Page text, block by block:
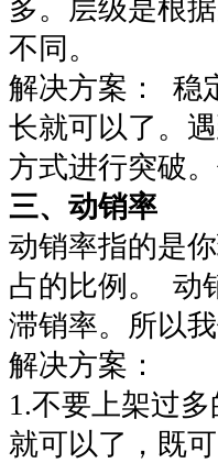
多。层级是根
不同。
解决方案： 稳
长就可以了。
方式进行突破
三、动销率
动销率指的是
占的比例。 动
滞销率。所以
解决方案：
1.不要上架过
就可以了，既